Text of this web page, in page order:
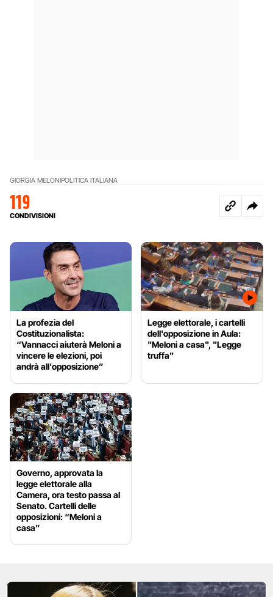
GIORGIA MELONIPOLITICA ITALIANA
119
CONDIVISIONI
La profezia del
Costituzionalista:
“Vannacci aiuterà Meloni a
vincere le elezioni, poi
andrà all’opposizione”
Legge elettorale, i cartelli
dell'opposizione in Aula:
"Meloni a casa", "Legge
truffa"
Governo, approvata la
legge elettorale alla
Camera, ora testo passa al
Senato. Cartelli delle
opposizioni: “Meloni a
casa”